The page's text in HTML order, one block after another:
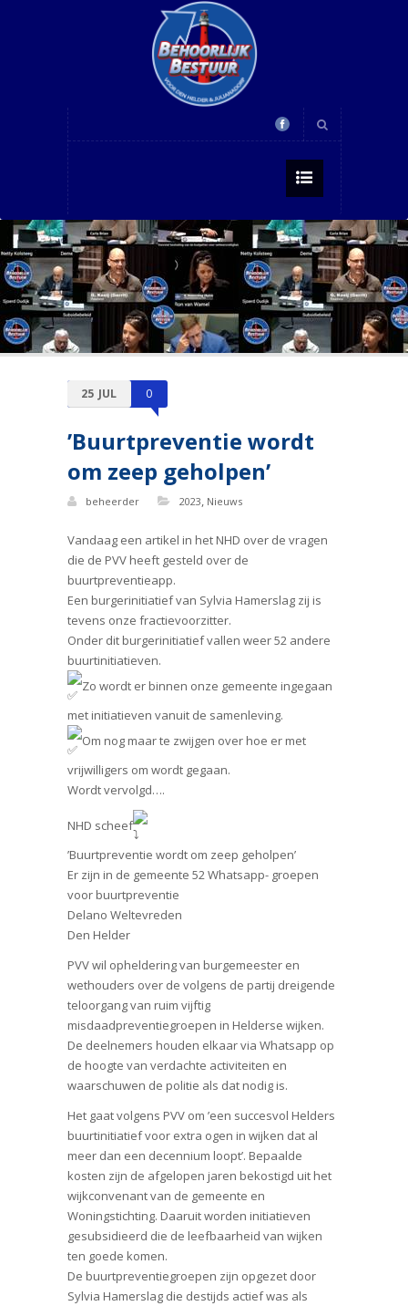
25 JUL 0
’Buurtpreventie wordt
om zeep geholpen’
beheerder 2023, Nieuws
Vandaag een artikel in het NHD over de vragen
die de PVV heeft gesteld over de
buurtpreventieapp.
Een burgerinitiatief van Sylvia Hamerslag zij is
tevens onze fractievoorzitter.
Onder dit burgerinitiatief vallen weer 52 andere
buurtinitiatieven.
Zo wordt er binnen onze gemeente ingegaan
met initiatieven vanuit de samenleving.
Om nog maar te zwijgen over hoe er met
vrijwilligers om wordt gegaan.
Wordt vervolgd….
NHD scheef
’Buurtpreventie wordt om zeep geholpen’
Er zijn in de gemeente 52 Whatsapp- groepen
voor buurtpreventie
Delano Weltevreden
Den Helder
PVV wil opheldering van burgemeester en
wethouders over de volgens de partij dreigende
teloorgang van ruim vijftig
misdaadpreventiegroepen in Helderse wijken.
De deelnemers houden elkaar via Whatsapp op
de hoogte van verdachte activiteiten en
waarschuwen de politie als dat nodig is.
Het gaat volgens PVV om ’een succesvol Helders
buurtinitiatief voor extra ogen in wijken dat al
meer dan een decennium loopt’. Bepaalde
kosten zijn de afgelopen jaren bekostigd uit het
wijkconvenant van de gemeente en
Woningstichting. Daaruit worden initiatieven
gesubsidieerd die de leefbaarheid van wijken
ten goede komen.
De buurtpreventiegroepen zijn opgezet door
Sylvia Hamerslag die destijds actief was als